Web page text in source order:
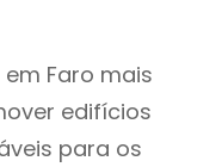
Faro mais
edifícios
para os